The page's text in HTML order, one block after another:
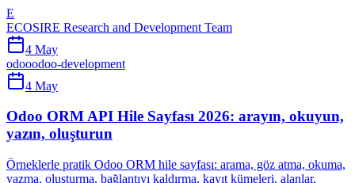
E
ECOSIRE Research and Development Team
4 May
odooodoo-development
4 May
Odoo ORM API Hile Sayfası 2026: arayın, okuyun,
yazın, oluşturun
Örneklerle pratik Odoo ORM hile sayfası: arama, göz atma, okuma,
yazma, oluşturma, bağlantıyı kaldırma, kayıt kümeleri, alanlar,